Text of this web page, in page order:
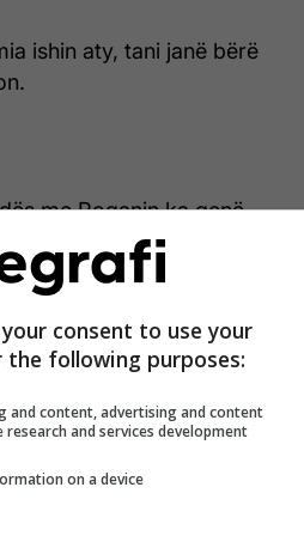
ishin aty, tani janë bërë
me Roganin ka qenë
aty teksa i digjej lagjja.
atje. Kur u ktheva,
ai.
plotësisht.
kurrë diçka të tillë", thotë
shtëpitë e fqinjëve të tij,
gjithashtu.
consent to use your
following purposes:
and content, advertising and content
research and services development
on a device